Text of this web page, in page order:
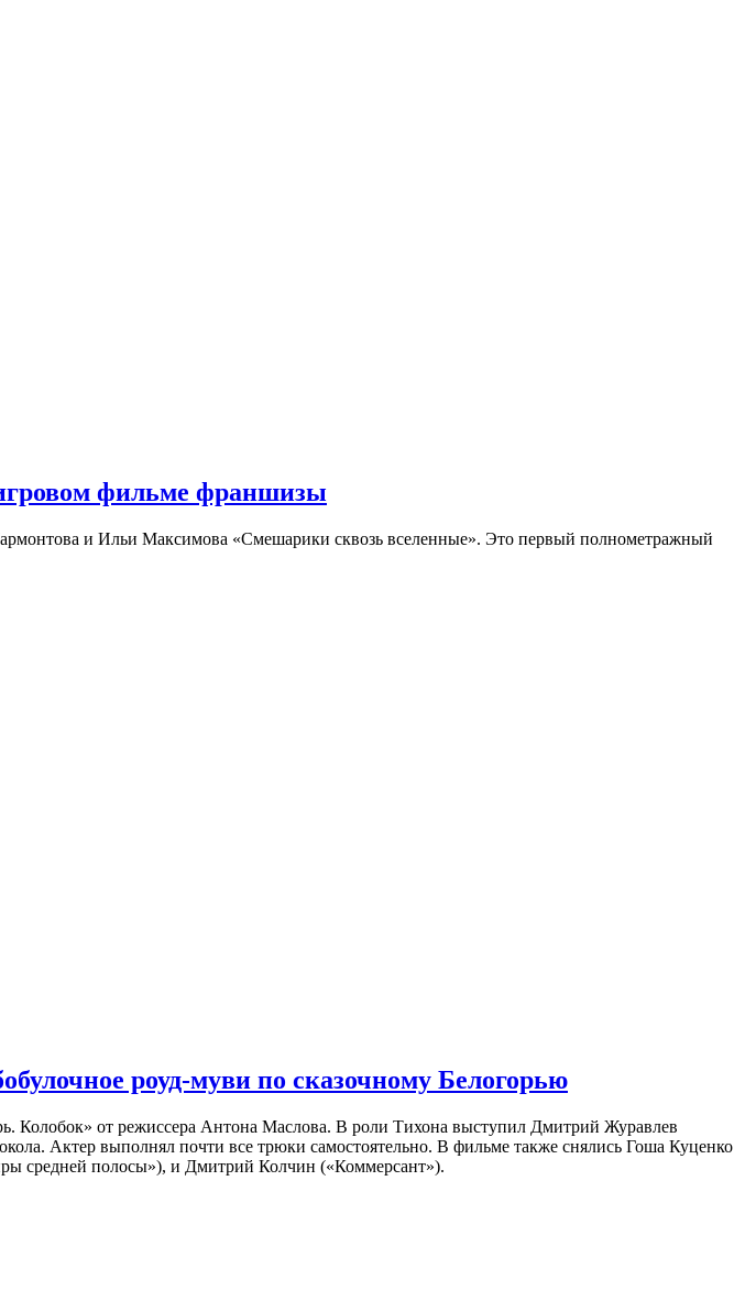
фильме франшизы
и Ильи Максимова «Смешарики сквозь вселенные». Это первый полнометражный
роуд-муви по сказочному Белогорью
Колобок» от режиссера Антона Маслова. В роли Тихона выступил Дмитрий Журавлев
Актер выполнял почти все трюки самостоятельно. В фильме также снялись Гоша Куценко
средней полосы»), и Дмитрий Колчин («Коммерсант»).